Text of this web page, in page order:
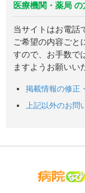
医療機関・薬局 の
当サイトはお電話
ご希望の内容ごと
すので、お手数で
ますようお願いい
掲載情報の修正
上記以外のお問